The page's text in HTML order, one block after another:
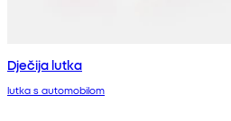
Dječija lutka
lutka s automobilom